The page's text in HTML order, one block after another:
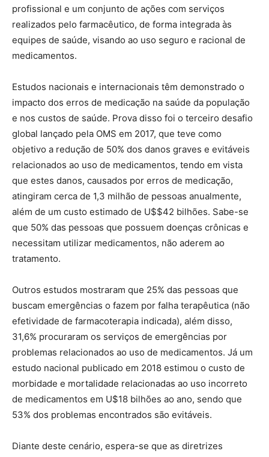
profissional e um conjunto de ações com serviços
realizados pelo farmacêutico, de forma integrada às
equipes de saúde, visando ao uso seguro e racional de
medicamentos.
Estudos nacionais e internacionais têm demonstrado o
impacto dos erros de medicação na saúde da população
e nos custos de saúde. Prova disso foi o terceiro desafio
global lançado pela OMS em 2017, que teve como
objetivo a redução de 50% dos danos graves e evitáveis
relacionados ao uso de medicamentos, tendo em vista
que estes danos, causados por erros de medicação,
atingiram cerca de 1,3 milhão de pessoas anualmente,
além de um custo estimado de U$$42 bilhões. Sabe-se
que 50% das pessoas que possuem doenças crônicas e
necessitam utilizar medicamentos, não aderem ao
tratamento.
Outros estudos mostraram que 25% das pessoas que
buscam emergências o fazem por falha terapêutica (não
efetividade de farmacoterapia indicada), além disso,
31,6% procuraram os serviços de emergências por
problemas relacionados ao uso de medicamentos. Já um
estudo nacional publicado em 2018 estimou o custo de
morbidade e mortalidade relacionadas ao uso incorreto
de medicamentos em U$18 bilhões ao ano, sendo que
53% dos problemas encontrados são evitáveis.
Diante deste cenário, espera-se que as diretrizes